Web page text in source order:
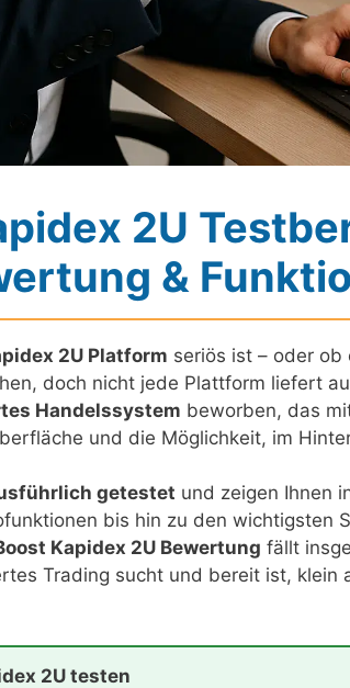
2U
&
2U Platform seriös ist – oder ob
doch nicht jede Plattform liefert
Handelssystem beworben, das
und die Möglichkeit, im
getestet und zeigen Ihnen
bis hin zu den wichtigsten
Kapidex 2U Bewertung fällt
Trading sucht und bereit ist,
2U testen